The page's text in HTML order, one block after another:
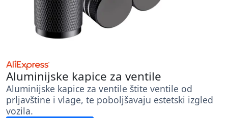
Aluminijske kapice za ventile
Aluminijske kapice za ventile štite ventile od
prljavštine i vlage, te poboljšavaju estetski izgled
vozila.